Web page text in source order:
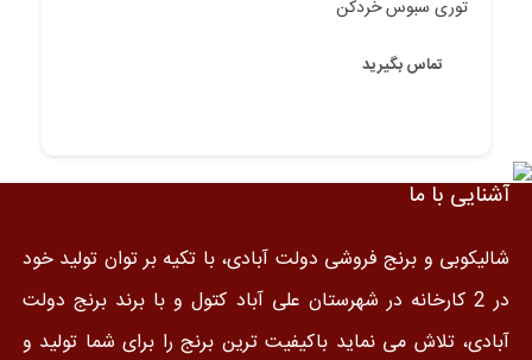
آشنایی با ما
شالیکوبی و برنج فروشی دولت آبادی، با تکیه بر توان تولید خود
در 2 کارخانه در شهرستان علی آباد کتول و با برند برنج دولت
آبادی، تلاش می نماید باکیفیت ترین برنج را برای شما تولید و